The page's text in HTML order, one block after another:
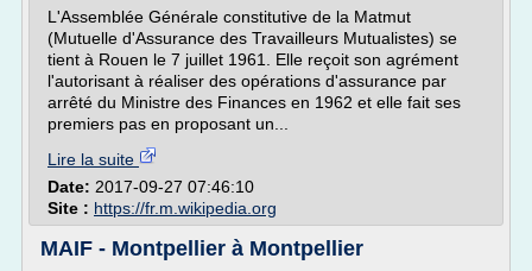
L'Assemblée Générale constitutive de la Matmut
(Mutuelle d'Assurance des Travailleurs Mutualistes) se
tient à Rouen le 7 juillet 1961. Elle reçoit son agrément
l'autorisant à réaliser des opérations d'assurance par
arrêté du Ministre des Finances en 1962 et elle fait ses
premiers pas en proposant un...
Lire la suite
Date: 2017-09-27 07:46:10
Site : https://fr.m.wikipedia.org
MAIF - Montpellier à Montpellier